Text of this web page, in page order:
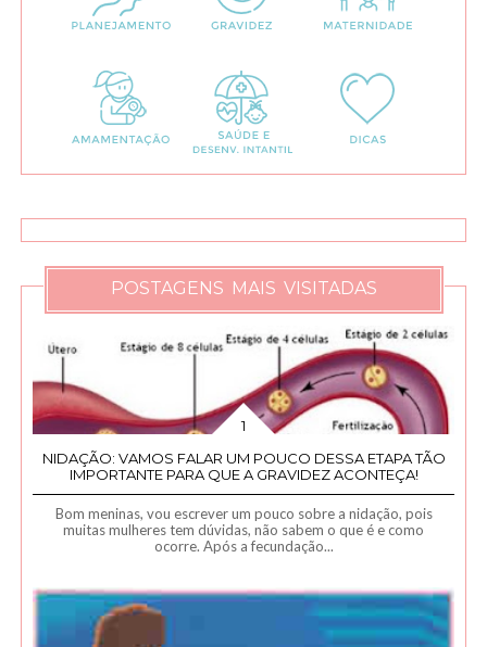
POSTAGENS MAIS VISITADAS
NIDAÇÃO: VAMOS FALAR UM POUCO DESSA ETAPA TÃO
IMPORTANTE PARA QUE A GRAVIDEZ ACONTEÇA!
Bom meninas, vou escrever um pouco sobre a nidação, pois
muitas mulheres tem dúvidas, não sabem o que é e como
ocorre. Após a fecundação...